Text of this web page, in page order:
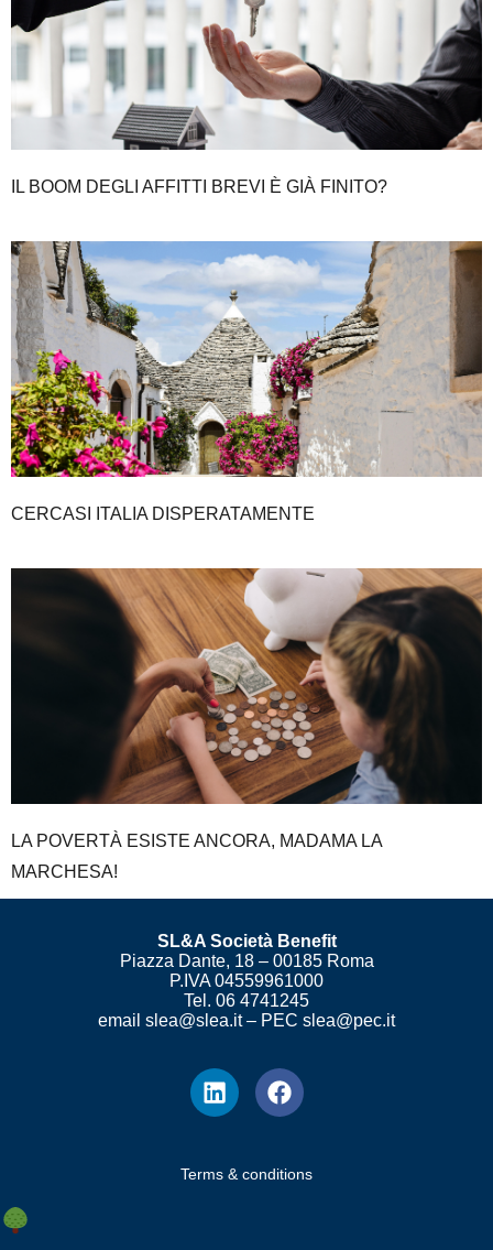
IL BOOM DEGLI AFFITTI BREVI È GIÀ FINITO?
CERCASI ITALIA DISPERATAMENTE
LA POVERTÀ ESISTE ANCORA, MADAMA LA
MARCHESA!
SL&A Società Benefit
Piazza Dante, 18 – 00185 Roma
P.IVA 04559961000
Tel. 06 4741245
email slea@slea.it – PEC slea@pec.it
Terms & conditions